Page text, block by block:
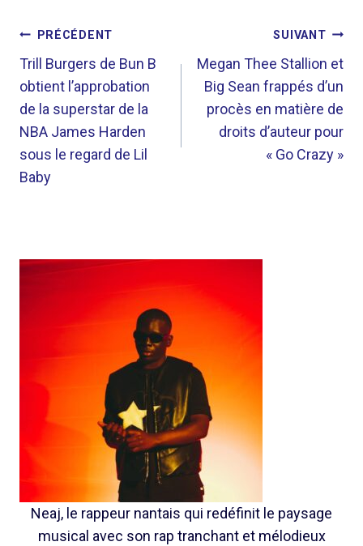
NAVIGATION
DE
L’ARTICLE
PRÉCÉDENT
Trill Burgers de Bun B
obtient l’approbation
de la superstar de la
NBA James Harden
sous le regard de Lil
Baby
SUIVANT
Megan Thee Stallion et
Big Sean frappés d’un
procès en matière de
droits d’auteur pour
« Go Crazy »
Neaj, le rappeur nantais qui redéfinit le paysage
musical avec son rap tranchant et mélodieux